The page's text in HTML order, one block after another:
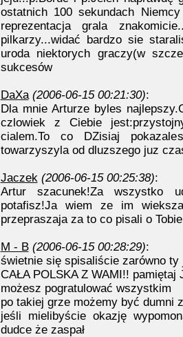
ostatnich 100 sekundach
reprezentacja grala
pilkarzy...widać bardzo sie
uroda niektorych graczy(w
sukcesów
DaXa (2006-06-15 00:21:30):
Dla mnie Arturze byles
czlowiek z Ciebie
cialem.To co DZisiaj
towarzyszyla od dluzszego juz
Jaczek (2006-06-15 00:25:38):
Artur szacunek!Za wszystko
potafisz!Ja wiem ze im
przepraszaja za to co pisali o
M - B (2006-06-15 00:28:29):
świetnie się spisaliście zarówno ty
CAŁA POLSKA Z WAMI!! pamiętaj
możesz pogratulować wszystkim
po takiej grze możemy być dumni
jeśli mielibyście okazję
dudce że zaspał